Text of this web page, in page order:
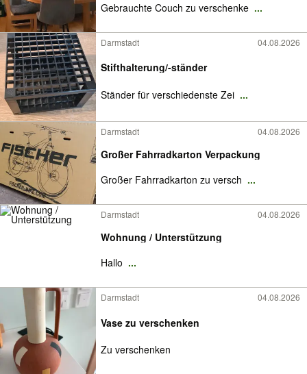
Gebrauchte Couch zu verschenke ...
Darmstadt 04.08.2026
Stifthalterung/-ständer
Ständer für verschiedenste Zei ...
Darmstadt 04.08.2026
Großer Fahrradkarton Verpackung
Großer Fahrradkarton zu versch ...
Darmstadt 04.08.2026
Wohnung / Unterstützung
Hallo ...
Darmstadt 04.08.2026
Vase zu verschenken
Zu verschenken